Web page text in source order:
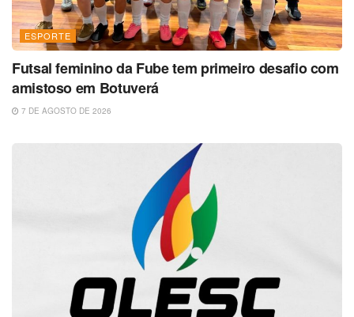
ESPORTE
Futsal feminino da Fube tem primeiro desafio com
amistoso em Botuverá
7 DE AGOSTO DE 2026